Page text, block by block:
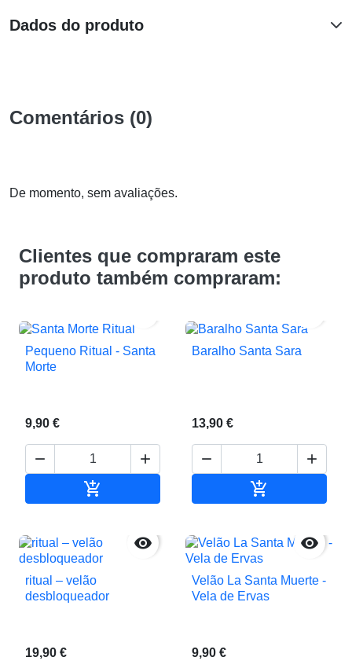
Dados do produto
Comentários (0)
De momento, sem avaliações.
Clientes que compraram este
produto também compraram:
Pequeno Ritual - Santa
Morte
9,90 €
 

Baralho Santa Sara
13,90 €
 


ritual – velão
desbloqueador
19,90 €

Velão La Santa Muerte -
Vela de Ervas
9,90 €